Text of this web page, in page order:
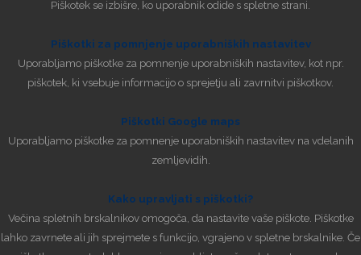
Piškotek se izbišre, ko uporabnik odide s spletne strani.
Piškotki za pomnjenje uporabniških nastavitev
Uporabljamo piškotke za pomnenje uporabniških nastavitev, kot npr.
piškotek, ki vsebuje informacijo o sprejetju ali zavrnitvi piškotkov.
Piškotki Google maps
Uporabljamo piškotke za pomnenje uporabniških nastavitev na vdelanih
zemljevidih.
Kako upravljati s piškotki?
Večina spletnih brskalnikov omogoča, da nastavite vaše piškote. Piškotke
lahko zavrnete ali jih sprejmete s funkcijo, vgrajeno v spletne brskalnike. Če